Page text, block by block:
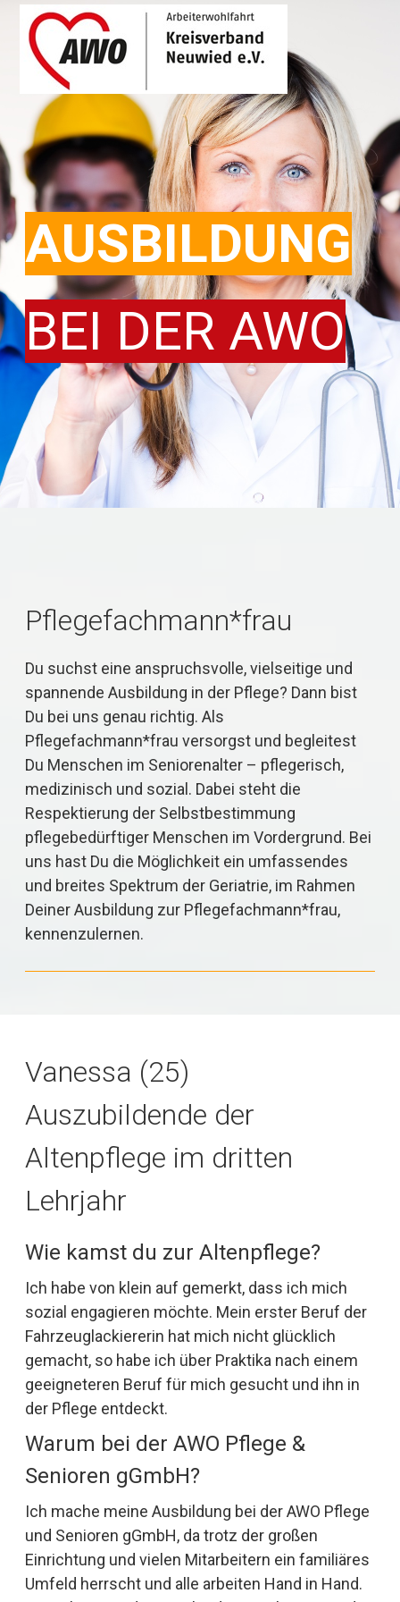
AUSBILDUNG
BEI DER AWO
Pflegefachmann*frau
Du suchst eine anspruchsvolle, vielseitige und
spannende Ausbildung in der Pflege? Dann bist
Du bei uns genau richtig. Als
Pflegefachmann*frau versorgst und begleitest
Du Menschen im Seniorenalter – pflegerisch,
medizinisch und sozial. Dabei steht die
Respektierung der Selbstbestimmung
pflegebedürftiger Menschen im Vordergrund. Bei
uns hast Du die Möglichkeit ein umfassendes
und breites Spektrum der Geriatrie, im Rahmen
Deiner Ausbildung zur Pflegefachmann*frau,
kennenzulernen.
Vanessa (25)
Auszubildende der
Altenpflege im dritten
Lehrjahr
Wie kamst du zur Altenpflege?
Ich habe von klein auf gemerkt, dass ich mich
sozial engagieren möchte. Mein erster Beruf der
Fahrzeuglackiererin hat mich nicht glücklich
gemacht, so habe ich über Praktika nach einem
geeigneteren Beruf für mich gesucht und ihn in
der Pflege entdeckt.
Warum bei der AWO Pflege &
Senioren gGmbH?
Ich mache meine Ausbildung bei der AWO Pflege
und Senioren gGmbH, da trotz der großen
Einrichtung und vielen Mitarbeitern ein familiäres
Umfeld herrscht und alle arbeiten Hand in Hand.